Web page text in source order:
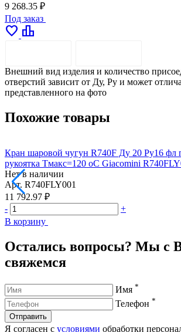
9 268.35 ₽
Под заказ
favorite leaderboard
Внешний вид изделия и количество
отверстий зависит от Ду, Pу и может
представленного на фото
Похожие товары
Кран шаровой чугун R740F Ду 20 Ру16 фл
рукоятка Тмакс=120 оС Giacomini
Нет в наличии
Арт. R740FLY001
11 792.97 ₽
-
+
В корзину
Остались вопросы? Мы с
свяжемся
Имя *
Телефон *
Отправить
Я согласен с условиями обработки